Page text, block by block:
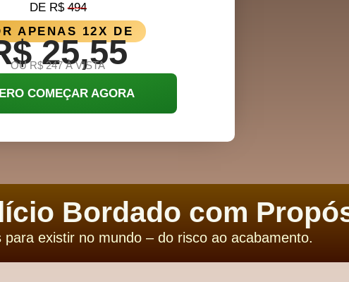
DE R$494
APENAS 12X DE
25,55
OU R$ 247 À VISTA
COMEÇAR AGORA
Bordado com
existir no mundo – do risco ao acabamento.